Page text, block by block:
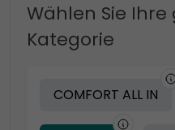
Wählen Sie
Kategorie
COMFORT ALL IN